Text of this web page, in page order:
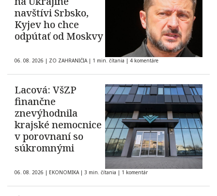
navštívi Srbsko,
Kyjev ho chce
odpútať od Moskvy
06. 08. 2026 | ZO ZAHRANIČIA | 1 min. čítania | 4 komentáre
Lacová: VšZP
finančne
znevýhodnila
krajské nemocnice
v porovnaní so
súkromnými
06. 08. 2026 | EKONOMIKA | 3 min. čítania | 1 komentár